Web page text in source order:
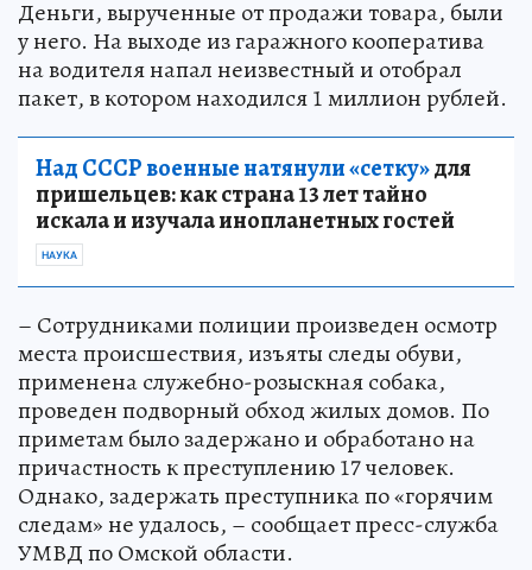
Деньги, вырученные от продажи товара, были
у него. На выходе из гаражного кооператива
на водителя напал неизвестный и отобрал
пакет, в котором находился 1 миллион рублей.
Над СССР военные натянули «сетку»для
пришельцев: как страна 13 лет тайно
искала и изучала инопланетных гостей
НАУКА
– Сотрудниками полиции произведен осмотр
места происшествия, изъяты следы обуви,
применена служебно-розыскная собака,
проведен подворный обход жилых домов. По
приметам было задержано и обработано на
причастность к преступлению 17 человек.
Однако, задержать преступника по «горячим
следам» не удалось, – сообщает пресс-служба
УМВД по Омской области.